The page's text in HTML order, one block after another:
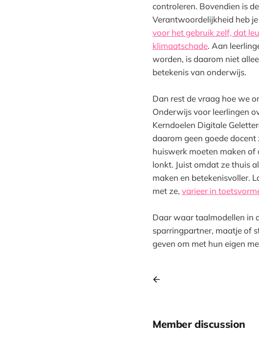
controleren. Bovendien is
Verantwoordelijkheid heb
voor het gebruik zelf, dat
klimaatschade. Aan
worden, is daarom niet
betekenis van onderwijs.
Dan rest de vraag hoe we
Onderwijs voor leerlingen
Kerndoelen Digitale
daarom geen goede
huiswerk moeten maken of
lonkt. Juist omdat ze thuis
maken en betekenisvoller.
met ze, varieer in
Daar waar taalmodellen in
sparringpartner, maatje of
geven om met hun eigen
Member discussion